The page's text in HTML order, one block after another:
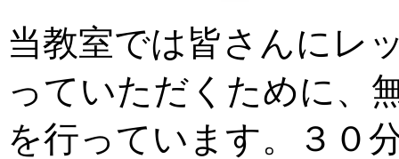
当教室では皆さんにレ
っていただくために、
を行っています。
３０